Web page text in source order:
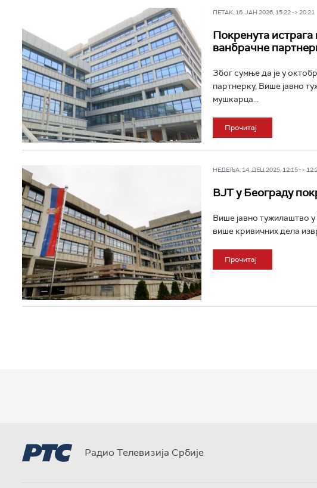
ПЕТАК, 16. ЈАН 2026, 15:22 -> 20:21
Покренута
ванбрачне
Због сумње да је у
партнерку, Више јавно
мушкарца...
Прочитај
НЕДЕЉА, 14. ДЕЦ 2025, 12:15 ->
ВЈТ у Београду
Више јавно тужилаштво
више кривичних дела
Прочитај
Радио Телевизија Србије